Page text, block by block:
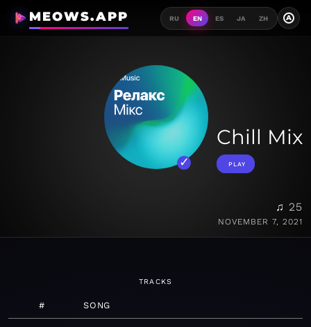
MEOWS.APP RU EN ES JA ZH A
Chill Mix
PLAY
♫ 25
NOVEMBER 7, 2021
TRACKS
# SONG